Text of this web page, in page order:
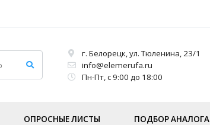
г. Белорецк, ул. Тюленина, 23/1
info@elemerufa.ru
Пн-Пт, с 9:00 до 18:00
ОПРОСНЫЕ ЛИСТЫ ПОДБОР АНАЛОГА